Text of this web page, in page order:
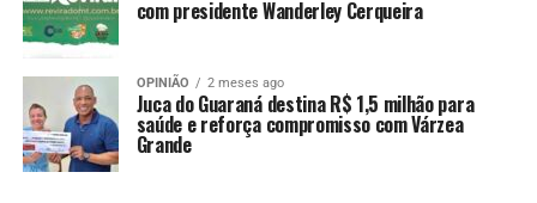
com presidente Wanderley Cerqueira
OPINIÃO 2 meses ago
Juca do Guaraná destina R$ 1,5 milhão para
saúde e reforça compromisso com Várzea
Grande